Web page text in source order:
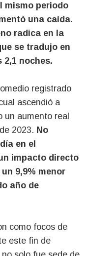
mismo periodo
una caída.
radica en la
se tradujo en
2,1 noches.
registrado
ascendió a
un aumento real
2023. No
en el
impacto directo
9,9% menor
año de
como focos de
este fin de